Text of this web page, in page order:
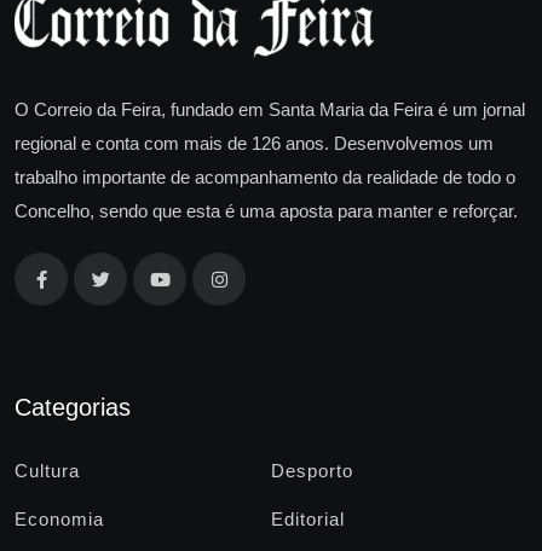
O Correio da Feira, fundado em Santa Maria da Feira é um jornal
regional e conta com mais de 126 anos. Desenvolvemos um
trabalho importante de acompanhamento da realidade de todo o
Concelho, sendo que esta é uma aposta para manter e reforçar.
Categorias
Cultura Desporto
Economia Editorial